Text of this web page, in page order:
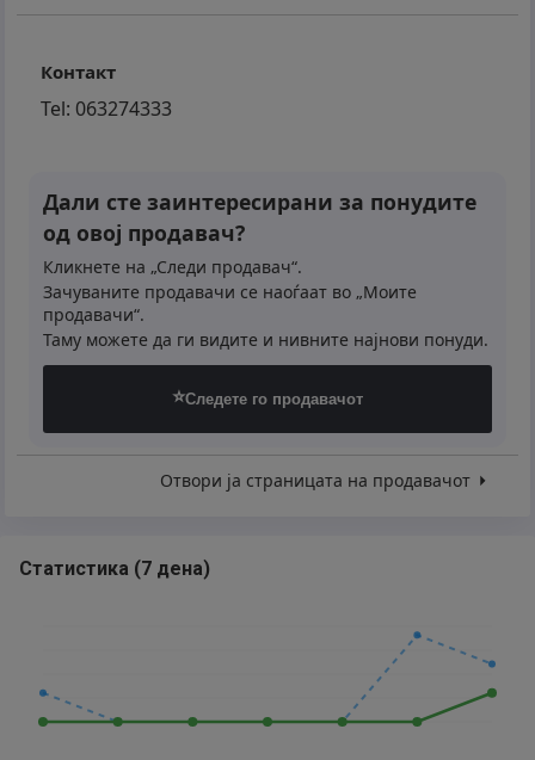
* cela servisna istorija u ovlašćenom servisu
Контакт
Tel: 063274333
Дали сте заинтересирани за понудите
од овој продавач?
Кликнете на „Следи продавач“.
Зачуваните продавачи се наоѓаат во „Моите
продавачи“.
Таму можете да ги видите и нивните најнови понуди.
⭐Следете го продавачот
Отвори ја страницата на продавачот
Статистика (7 дена)